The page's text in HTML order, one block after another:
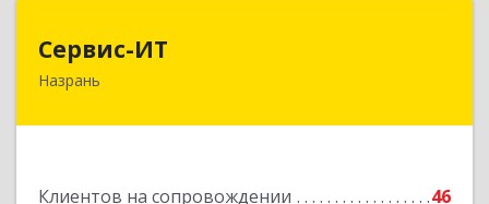
Сервис-ИТ
Назрань
Клиентов на сопровождении
46
Подробнее